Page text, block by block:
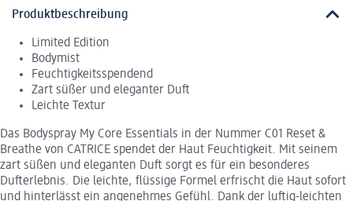
Produktbeschreibung
Limited Edition
Bodymist
Feuchtigkeitsspendend
Zart süßer und eleganter Duft
Leichte Textur
Das Bodyspray My Core Essentials in der Nummer C01 Reset &
Breathe von CATRICE spendet der Haut Feuchtigkeit. Mit seinem
zart süßen und eleganten Duft sorgt es für ein besonderes
Dufterlebnis. Die leichte, flüssige Formel erfrischt die Haut sofort
und hinterlässt ein angenehmes Gefühl. Dank der luftig-leichten